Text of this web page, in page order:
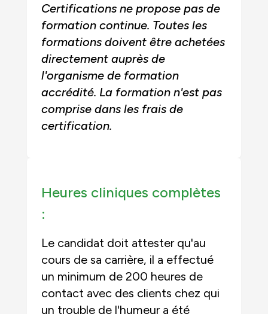
Certifications ne propose pas de
formation continue. Toutes les
formations doivent être achetées
directement auprès de
l'organisme de formation
accrédité. La formation n'est pas
comprise dans les frais de
certification.
Heures cliniques complètes
:
Le candidat doit attester qu'au
cours de sa carrière, il a effectué
un minimum de 200 heures de
contact avec des clients chez qui
un trouble de l'humeur a été